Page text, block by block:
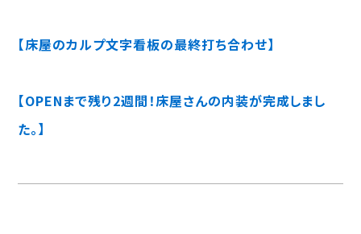
【床屋のカルプ文字看板の最終打ち合わせ】
【OPENまで残り2週間！床屋さんの内装が完成しまし
た。】